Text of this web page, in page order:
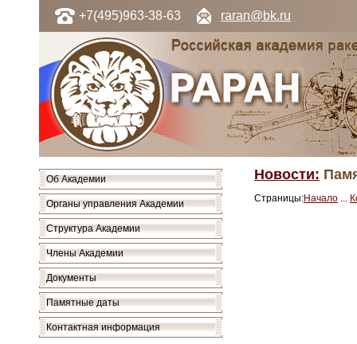
+7(495)963-38-63 raran@bk.ru
Об Академии
Органы управления Академии
Структура Академии
Члены Академии
Документы
Памятные даты
Контактная информация
Новости:
Страницы:Начало ...